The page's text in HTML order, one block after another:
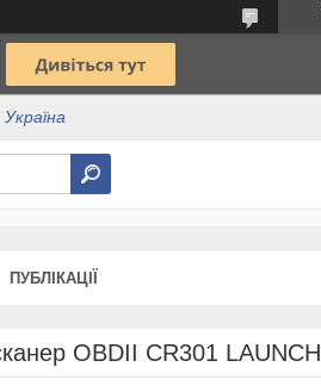
ПУБЛІКАЦІЇ
OBDII CR301 LAUNCH